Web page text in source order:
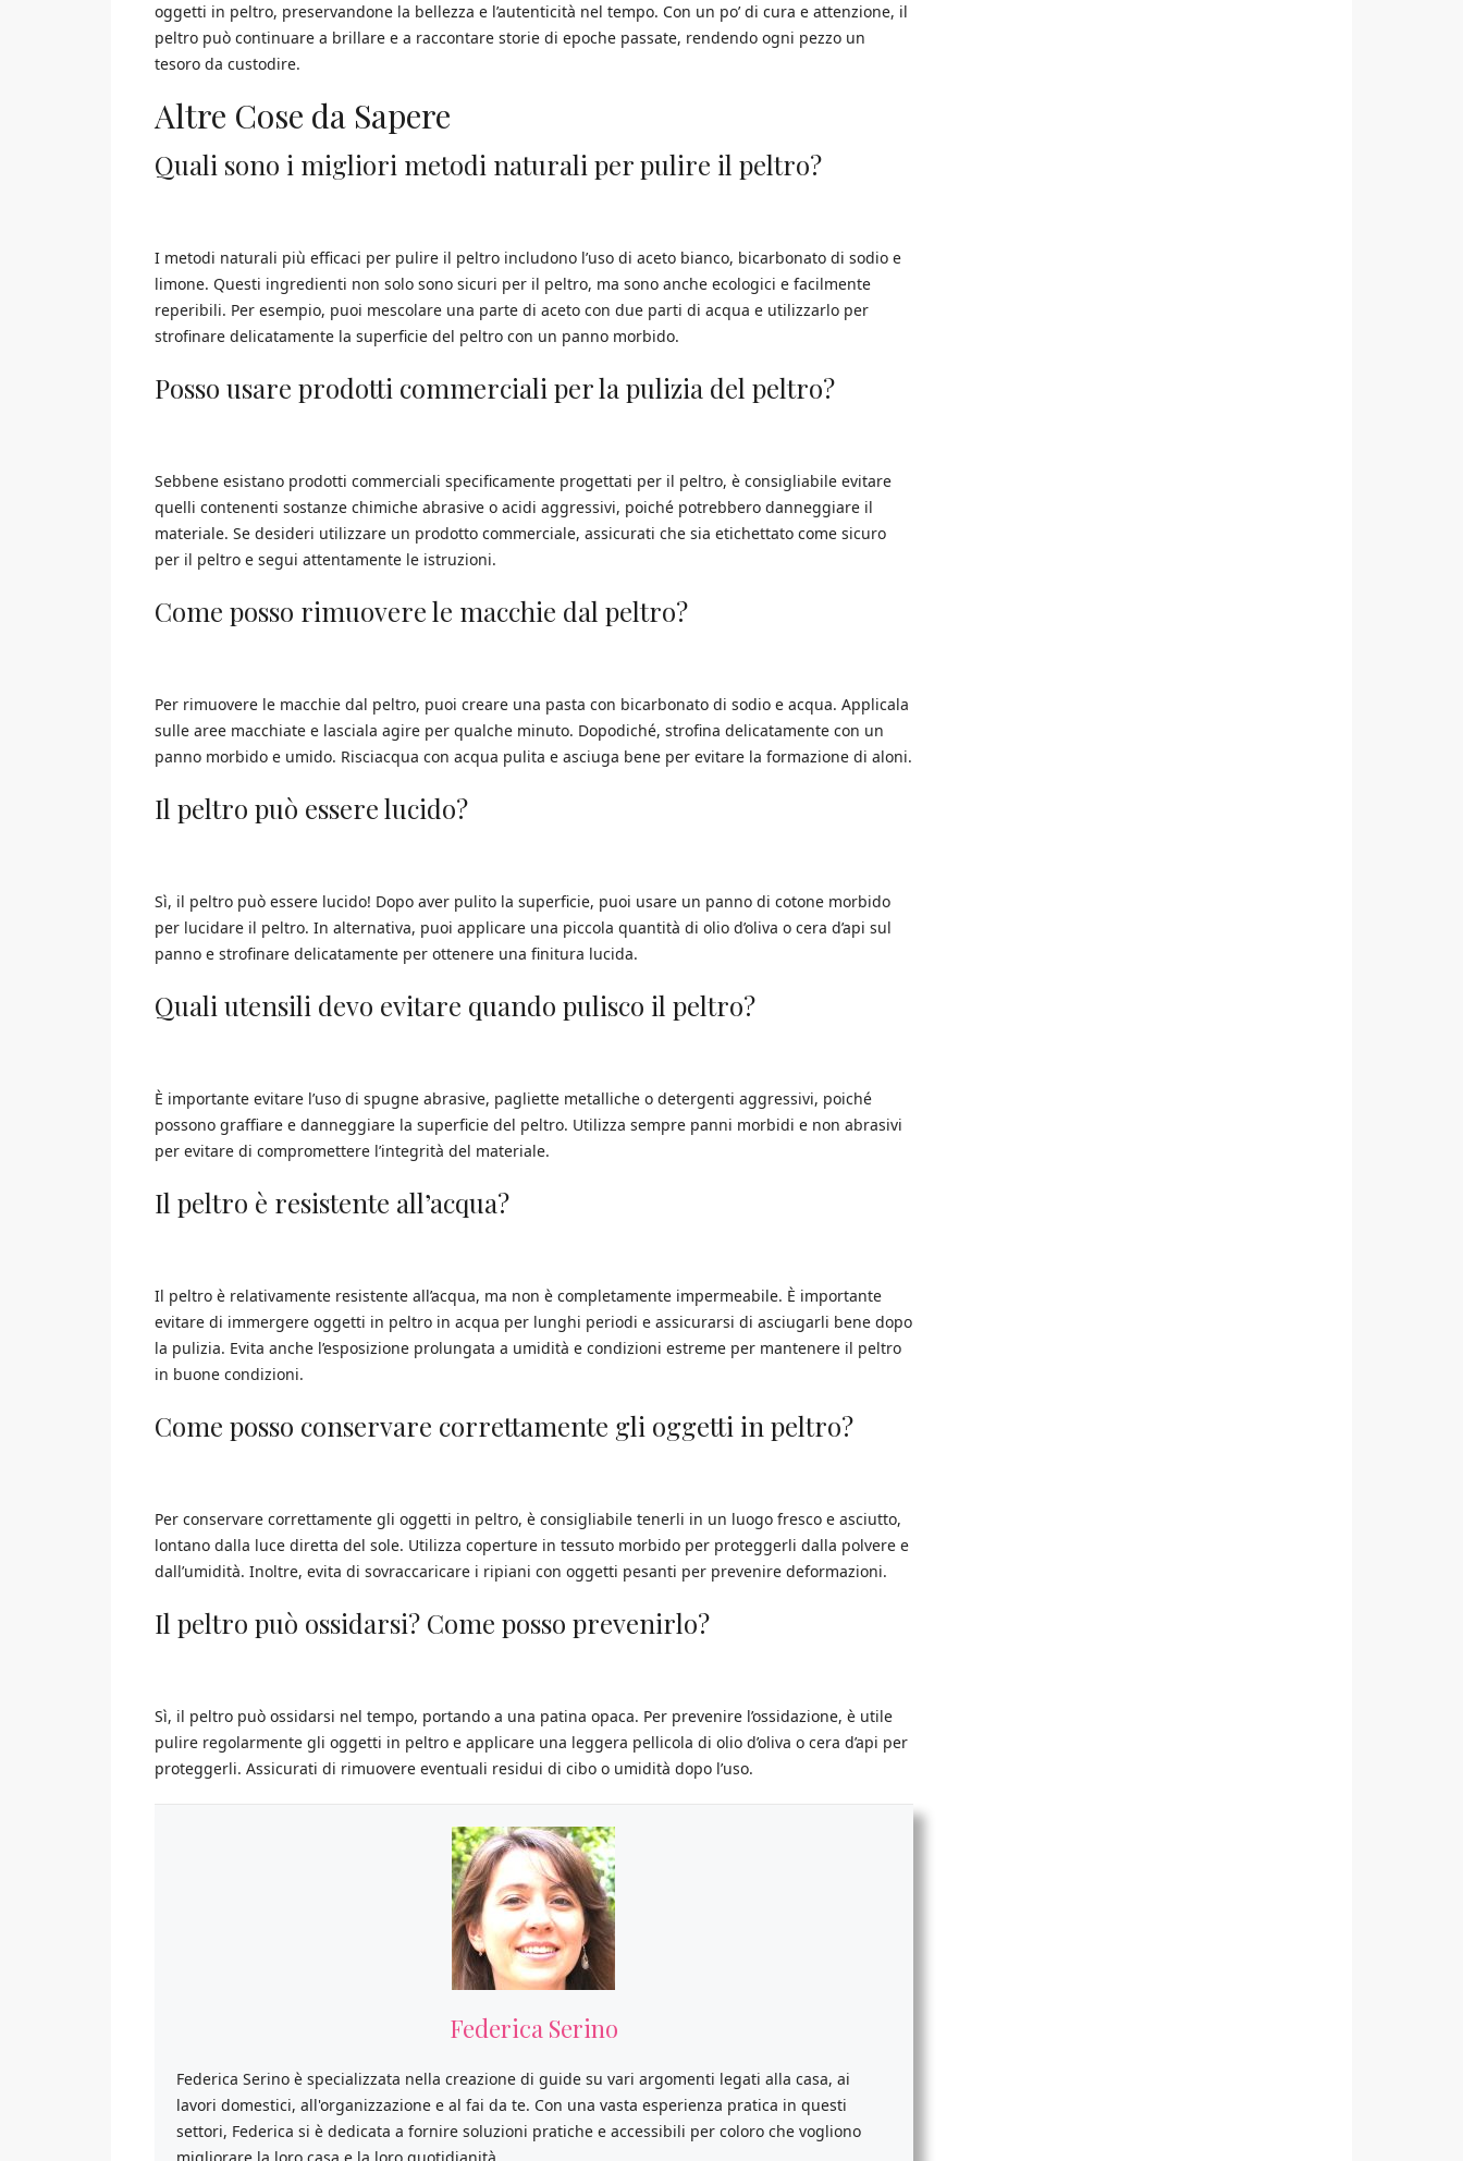
oggetti in peltro, preservandone la bellezza e l’autenticità nel tempo. Con un po’ di cura e attenzione, il
peltro può continuare a brillare e a raccontare storie di epoche passate, rendendo ogni pezzo un
tesoro da custodire.
Altre Cose da Sapere
Quali sono i migliori metodi naturali per pulire il peltro?
I metodi naturali più efficaci per pulire il peltro includono l’uso di aceto bianco, bicarbonato di sodio e
limone. Questi ingredienti non solo sono sicuri per il peltro, ma sono anche ecologici e facilmente
reperibili. Per esempio, puoi mescolare una parte di aceto con due parti di acqua e utilizzarlo per
strofinare delicatamente la superficie del peltro con un panno morbido.
Posso usare prodotti commerciali per la pulizia del peltro?
Sebbene esistano prodotti commerciali specificamente progettati per il peltro, è consigliabile evitare
quelli contenenti sostanze chimiche abrasive o acidi aggressivi, poiché potrebbero danneggiare il
materiale. Se desideri utilizzare un prodotto commerciale, assicurati che sia etichettato come sicuro
per il peltro e segui attentamente le istruzioni.
Come posso rimuovere le macchie dal peltro?
Per rimuovere le macchie dal peltro, puoi creare una pasta con bicarbonato di sodio e acqua. Applicala
sulle aree macchiate e lasciala agire per qualche minuto. Dopodiché, strofina delicatamente con un
panno morbido e umido. Risciacqua con acqua pulita e asciuga bene per evitare la formazione di aloni.
Il peltro può essere lucido?
Sì, il peltro può essere lucido! Dopo aver pulito la superficie, puoi usare un panno di cotone morbido
per lucidare il peltro. In alternativa, puoi applicare una piccola quantità di olio d’oliva o cera d’api sul
panno e strofinare delicatamente per ottenere una finitura lucida.
Quali utensili devo evitare quando pulisco il peltro?
È importante evitare l’uso di spugne abrasive, pagliette metalliche o detergenti aggressivi, poiché
possono graffiare e danneggiare la superficie del peltro. Utilizza sempre panni morbidi e non abrasivi
per evitare di compromettere l’integrità del materiale.
Il peltro è resistente all’acqua?
Il peltro è relativamente resistente all’acqua, ma non è completamente impermeabile. È importante
evitare di immergere oggetti in peltro in acqua per lunghi periodi e assicurarsi di asciugarli bene dopo
la pulizia. Evita anche l’esposizione prolungata a umidità e condizioni estreme per mantenere il peltro
in buone condizioni.
Come posso conservare correttamente gli oggetti in peltro?
Per conservare correttamente gli oggetti in peltro, è consigliabile tenerli in un luogo fresco e asciutto,
lontano dalla luce diretta del sole. Utilizza coperture in tessuto morbido per proteggerli dalla polvere e
dall’umidità. Inoltre, evita di sovraccaricare i ripiani con oggetti pesanti per prevenire deformazioni.
Il peltro può ossidarsi? Come posso prevenirlo?
Sì, il peltro può ossidarsi nel tempo, portando a una patina opaca. Per prevenire l’ossidazione, è utile
pulire regolarmente gli oggetti in peltro e applicare una leggera pellicola di olio d’oliva o cera d’api per
proteggerli. Assicurati di rimuovere eventuali residui di cibo o umidità dopo l’uso.
Federica Serino
Federica Serino è specializzata nella creazione di guide su vari argomenti legati alla casa, ai
lavori domestici, all'organizzazione e al fai da te. Con una vasta esperienza pratica in questi
settori, Federica si è dedicata a fornire soluzioni pratiche e accessibili per coloro che vogliono